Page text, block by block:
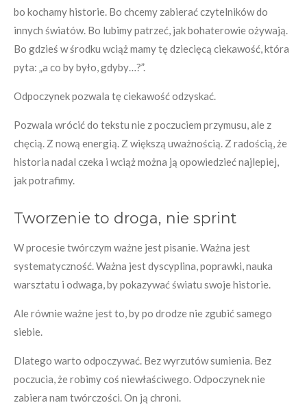
bo kochamy historie. Bo chcemy zabierać czytelników do
innych światów. Bo lubimy patrzeć, jak bohaterowie ożywają.
Bo gdzieś w środku wciąż mamy tę dziecięcą ciekawość, która
pyta: „a co by było, gdyby…?”.
Odpoczynek pozwala tę ciekawość odzyskać.
Pozwala wrócić do tekstu nie z poczuciem przymusu, ale z
chęcią. Z nową energią. Z większą uważnością. Z radością, że
historia nadal czeka i wciąż można ją opowiedzieć najlepiej,
jak potrafimy.
Tworzenie to droga, nie sprint
W procesie twórczym ważne jest pisanie. Ważna jest
systematyczność. Ważna jest dyscyplina, poprawki, nauka
warsztatu i odwaga, by pokazywać światu swoje historie.
Ale równie ważne jest to, by po drodze nie zgubić samego
siebie.
Dlatego warto odpoczywać. Bez wyrzutów sumienia. Bez
poczucia, że robimy coś niewłaściwego. Odpoczynek nie
zabiera nam twórczości. On ją chroni.